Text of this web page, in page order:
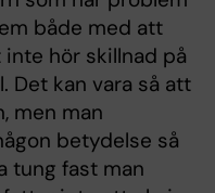
både med att
hör skillnad på
Det kan vara så att
men man
betydelse så
tung fast man